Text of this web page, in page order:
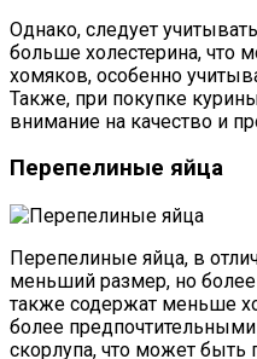
Однако, следует
больше холестерина, что
хомяков, особенно
Также, при покупке
внимание на качество и
Перепелиные яйца
Перепелиные яйца, в
меньший размер, но
также содержат меньше
более
скорлупа, что может